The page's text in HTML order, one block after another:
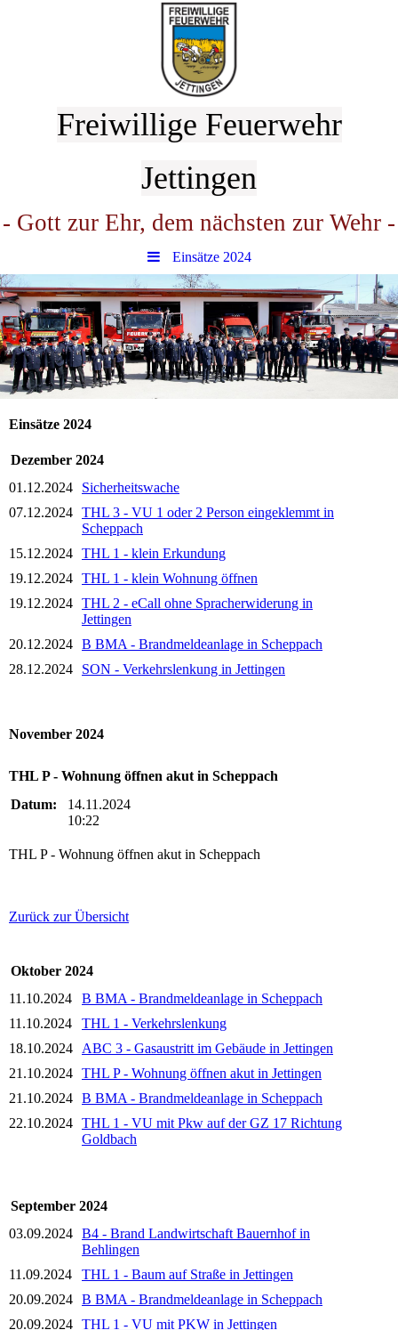
Freiwillige Feuerwehr
Jettingen
- Gott zur Ehr, dem nächsten zur Wehr -
Einsätze 2024
Einsätze 2024
Dezember 2024
01.12.2024
Sicherheitswache
07.12.2024 THL 3 - VU 1 oder 2 Person eingeklemmt in
Scheppach
15.12.2024 THL 1 - klein Erkundung
19.12.2024 THL 1 - klein Wohnung öffnen
19.12.2024 THL 2 - eCall ohne Spracherwiderung in
Jettingen
20.12.2024 B BMA - Brandmeldeanlage in Scheppach
28.12.2024
SON - Verkehrslenkung in Jettingen
November 2024
THL P - Wohnung öffnen akut in Scheppach
Datum:
14.11.2024
10:22
THL P - Wohnung öffnen akut in Scheppach
Zurück zur Übersicht
Oktober 2024
11.10.2024
B BMA - Brandmeldeanlage in Scheppach
11.10.2024
THL 1 - Verkehrslenkung
18.10.2024
ABC 3 - Gasaustritt im Gebäude in Jettingen
21.10.2024 THL P - Wohnung öffnen akut in Jettingen
21.10.2024 B BMA - Brandmeldeanlage in Scheppach
22.10.2024 THL 1 - VU mit Pkw auf der GZ 17 Richtung
Goldbach
September 2024
03.09.2024 B4 - Brand Landwirtschaft Bauernhof in
Behlingen
11.09.2024
THL 1 - Baum auf Straße in Jettingen
20.09.2024 B BMA - Brandmeldeanlage in Scheppach
20.09.2024 THL 1 - VU mit PKW in Jettingen